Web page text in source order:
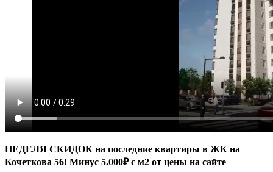
НЕДЕЛЯ СКИДОК на последние квартиры в ЖК на
Кочеткова 56! Минус 5.000₽ с м2 от цены на сайте